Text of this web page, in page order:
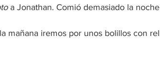
a Jonathan. Comió demasiado la
mañana iremos por unos bolillos con